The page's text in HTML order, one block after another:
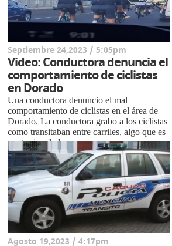
Septiembre 24,2023 / 5:05pm
Video: Conductora denuncia el
comportamiento de ciclistas
en Dorado
Una conductora denuncio el mal
comportamiento de ciclistas en el área de
Dorado. La conductora grabo a los ciclistas
como transitaban entre carriles, algo que es
contrario a la le...
Agosto 19,2023 / 4:17pm